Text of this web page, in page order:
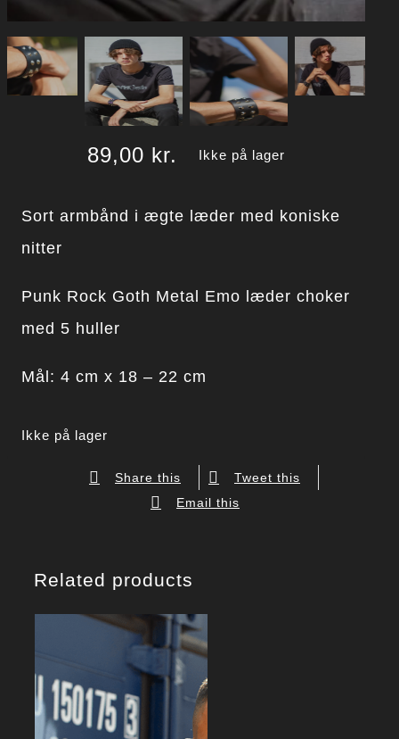
89,00 kr. Ikke på lager
Sort armbånd i ægte læder med koniske
nitter
Punk Rock Goth Metal Emo læder choker
med 5 huller
Mål: 4 cm x 18 – 22 cm
Ikke på lager
Share this
Tweet this
Email this
Related products